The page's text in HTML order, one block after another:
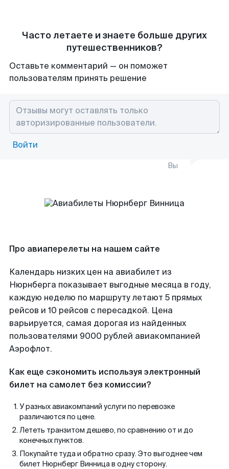
Часто летаете и знаете больше других
путешественников?
Оставьте комментарий — он поможет
пользователям принять решение
Войти
Вы
Про авиаперелеты на нашем сайте
Календарь низких цен на авиабилет из
Нюрнберга показывает выгодные месяца в году,
каждую неделю по маршруту летают 5 прямых
рейсов и 10 рейсов с пересадкой. Цена
варьируется, самая дорогая из найденных
пользователями 9000 рублей авиакомпанией
Аэрофлот.
Как еще сэкономить используя электронный
билет на самолет без комиссии?
У разных авиакомпаний услуги по перевозке
различаются по цене.
Лететь транзитом дешево, по сравнению от и до
конечных пунктов.
Покупайте туда и обратно сразу. Это выгоднее чем
билет Нюрнберг Винница в одну сторону.